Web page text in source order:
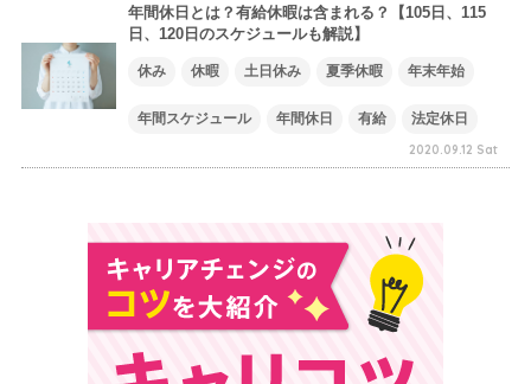
年間休日とは？有給休暇は含まれる？【105日、115
日、120日のスケジュールも解説】
休み 休暇 土日休み 夏季休暇 年末年始
年間スケジュール 年間休日 有給 法定休日
2020.09.12 Sat